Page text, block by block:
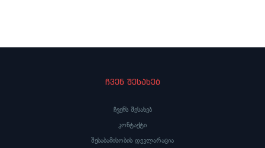
ჩვენ შესახებ
ჩვენს შესახებ
კონტაქტი
შესაბამისობის დეკლარაცია